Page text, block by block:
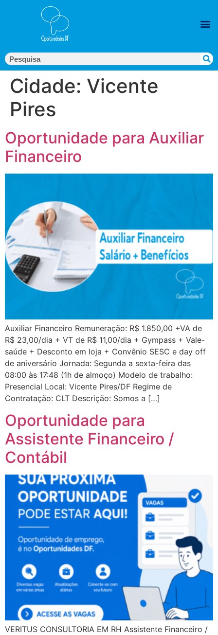
Cidade: Vicente
Pires
Oportunidade para Auxiliar
Financeiro
Auxiliar Financeiro Remuneração: R$ 1.850,00 +VA de
R$ 23,00/dia + VT de R$ 11,00/dia + Gympass + Vale-
saúde + Desconto em loja + Convênio SESC e day off
de aniversário Jornada: Segunda a sexta-feira das
08:00 às 17:48 (1h de almoço) Modelo de trabalho:
Presencial Local: Vicente Pires/DF Regime de
Contratação: CLT Descrição: Somos a […]
Oportunidade para
Assistente Financeiro /
Contábil
VERITUS CONSULTORIA EM RH Assistente Financeiro /